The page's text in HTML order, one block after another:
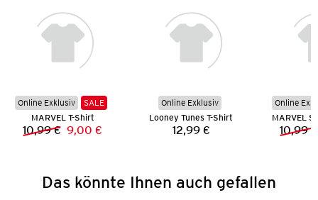
Online Exklusiv
SALE
MARVEL T-Shirt
Vorheriger Preis:
10,99 € Neuer Preis:
9,00 €
Online Exklusiv
Looney Tunes T-Shirt
Preis:
12,99 €
Online
10,99 €
Das könnte Ihnen auch gefallen